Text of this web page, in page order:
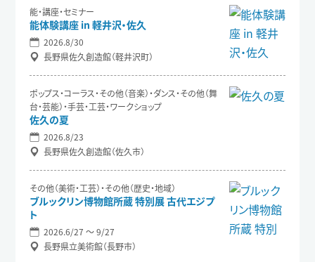
能・講座・セミナー
能体験講座 in 軽井沢・佐久
2026.8/30
長野県佐久創造館（軽井沢町）
ポップス・コーラス・その他（音楽）・ダンス・その他（舞
台・芸能）・手芸・工芸・ワークショップ
佐久の夏
2026.8/23
長野県佐久創造館（佐久市）
その他（美術・工芸）・その他（歴史・地域）
ブルックリン博物館所蔵 特別展 古代エジプ
ト
2026.6/27 〜 9/27
長野県立美術館（長野市）